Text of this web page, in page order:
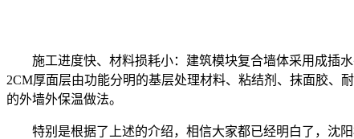
施工进度快、材料损耗小：建筑模块复合墙体采用成插
2CM厚面层由功能分明的基层处理材料、粘结剂、抹面胶、
的外墙外保温做法。
特别是根据了上述的介绍，相信大家都已经明白了，沈